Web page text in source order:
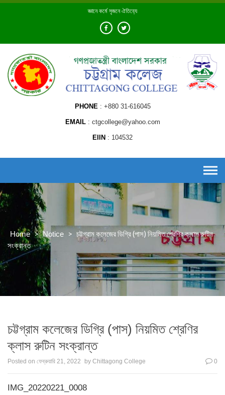
Skip
জ্ঞানে কর্মে সৃজনে ঐতিহ্যে
PHONE +880 31-616045
EMAIL ctgcollege@yahoo.com
EIIN 104532
Home > Notice > চট্টগ্রাম কলেজের ডিগ্রি (পাস) নিয়মিত শ্রেণির ক্লাস রুটিন
সংক্রান্ত
চট্টগ্রাম কলেজের ডিগ্রি (পাস) নিয়মিত শ্রেণির
ক্লাস রুটিন সংক্রান্ত
Posted on ফেব্রুয়ারি 21, 2022 by Chittagong College 0
IMG_20220221_0008